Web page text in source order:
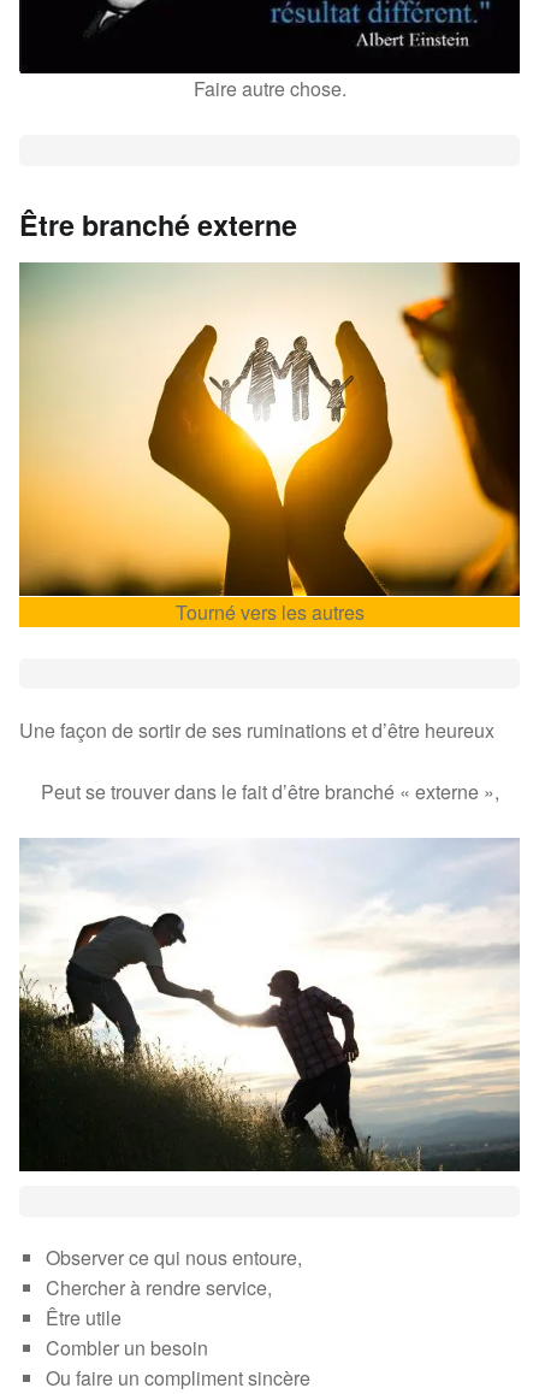
Faire autre chose.
Être branché externe
Tourné vers les autres
Une façon de sortir de ses ruminations et d’être heureux
Peut se trouver dans le fait d’être branché « externe »,
Observer ce qui nous entoure,
Chercher à rendre service,
Être utile
Combler un besoin
Ou faire un compliment sincère